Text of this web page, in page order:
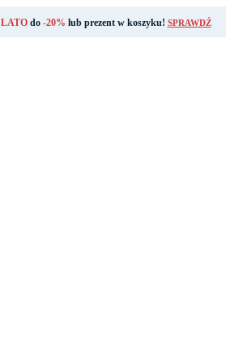
LATOdo -20% lub prezent w koszyku! SPRAWDŹ